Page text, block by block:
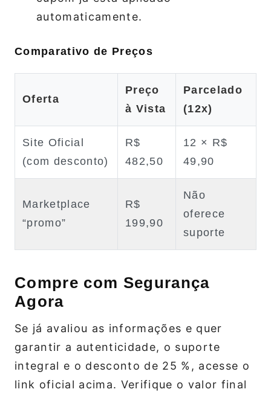
automaticamente.
Comparativo de Preços
Oferta
Preço
à Vista
Parcelado
(12x)
Site Oficial
(com desconto)
R$
482,50
12 × R$
49,90
Marketplace
“promo”
R$
199,90
Não
oferece
suporte
Compre com Segurança
Agora
Se já avaliou as informações e quer
garantir a autenticidade, o suporte
integral e o desconto de 25 %, acesse o
link oficial acima. Verifique o valor final